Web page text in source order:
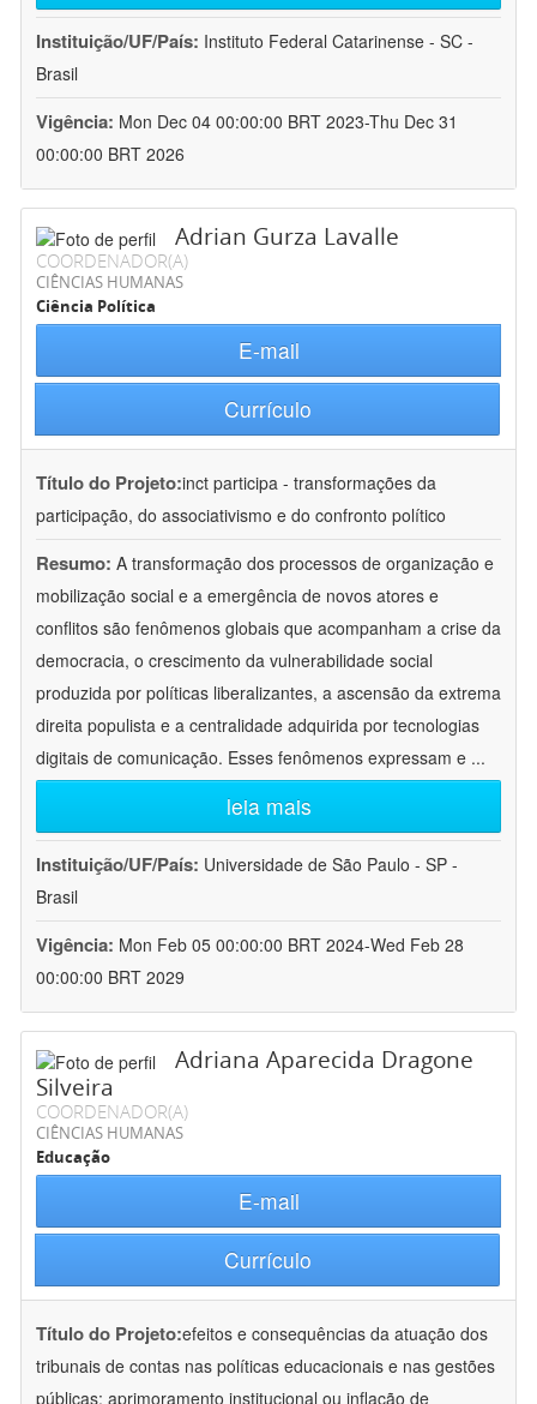
Instituição/UF/País: Instituto Federal Catarinense - SC -
Brasil
Vigência: Mon Dec 04 00:00:00 BRT 2023-Thu Dec 31
00:00:00 BRT 2026
Adrian Gurza Lavalle
COORDENADOR(A)
CIÊNCIAS HUMANAS
Ciência Política
E-mail
Currículo
Título do Projeto:inct participa - transformações da
participação, do associativismo e do confronto político
Resumo: A transformação dos processos de organização e
mobilização social e a emergência de novos atores e
conflitos são fenômenos globais que acompanham a crise da
democracia, o crescimento da vulnerabilidade social
produzida por políticas liberalizantes, a ascensão da extrema
direita populista e a centralidade adquirida por tecnologias
digitais de comunicação. Esses fenômenos expressam e ...
leia mais
Instituição/UF/País: Universidade de São Paulo - SP -
Brasil
Vigência: Mon Feb 05 00:00:00 BRT 2024-Wed Feb 28
00:00:00 BRT 2029
Adriana Aparecida Dragone
Silveira
COORDENADOR(A)
CIÊNCIAS HUMANAS
Educação
E-mail
Currículo
Título do Projeto:efeitos e consequências da atuação dos
tribunais de contas nas políticas educacionais e nas gestões
públicas: aprimoramento institucional ou inflação de